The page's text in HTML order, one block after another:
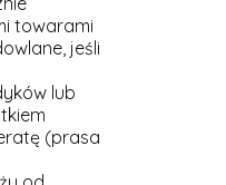
towarami
jeśli
lub
(prasa